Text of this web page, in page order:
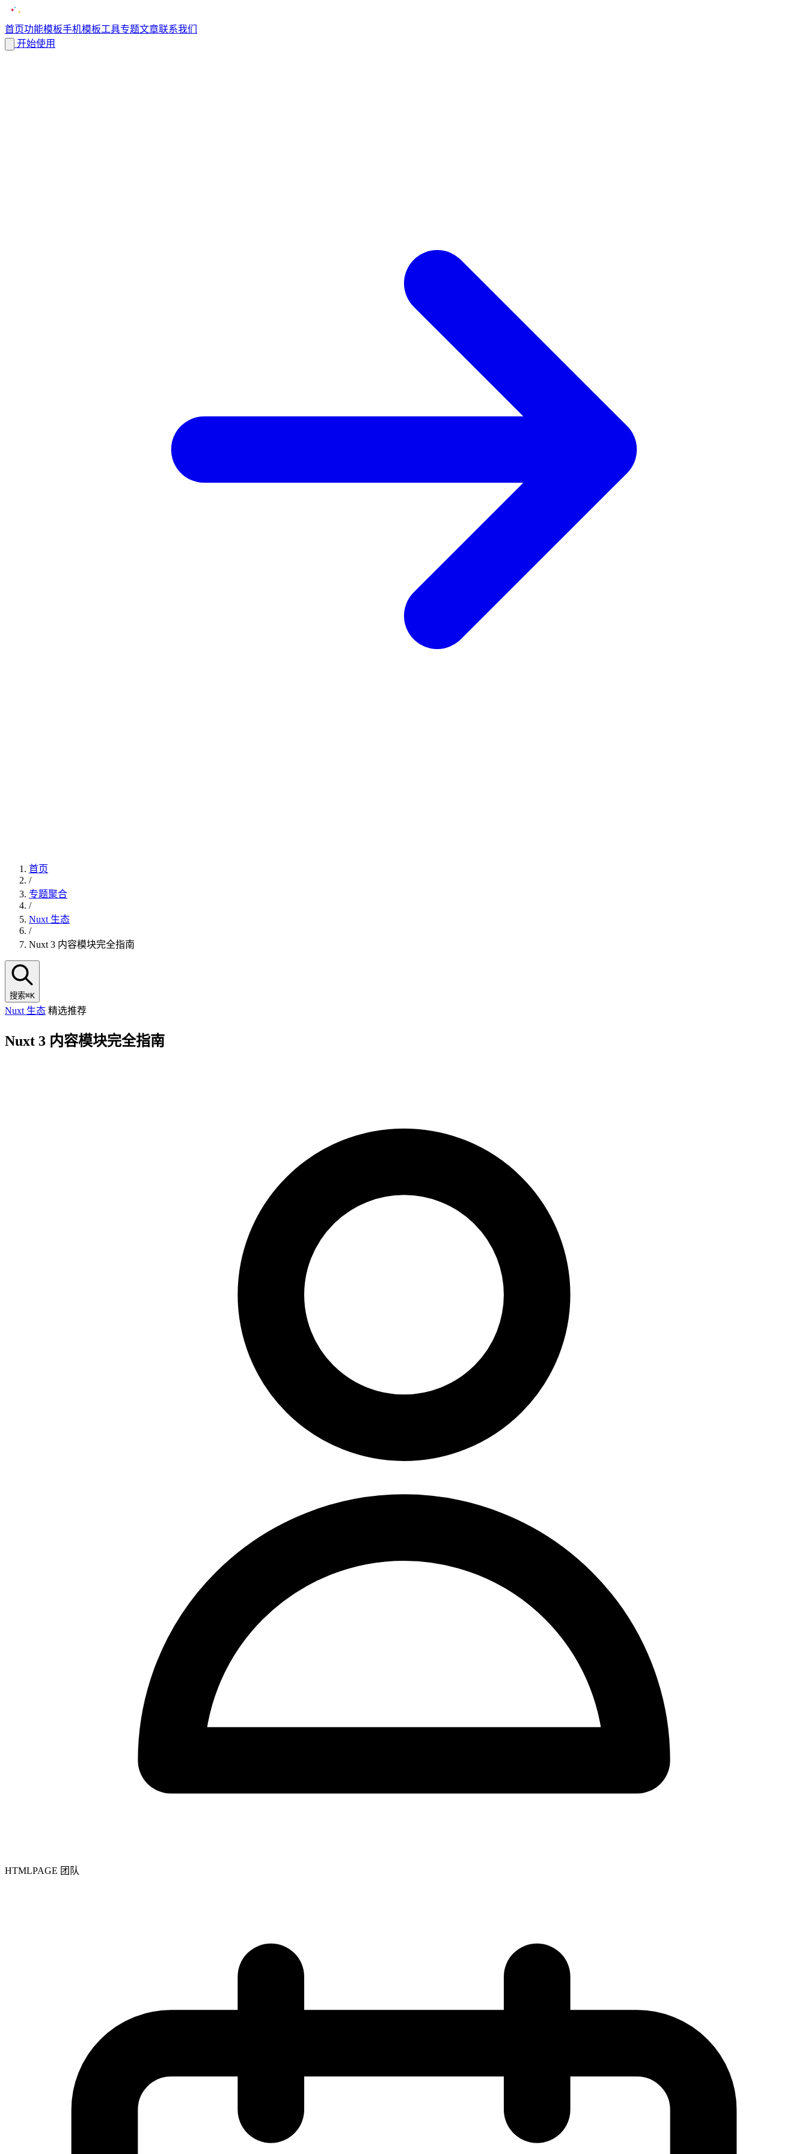
首页功能模板手机模板工具专题文章联系我们
开始使用
首页
/
专题聚合
/
Nuxt 生态
/
Nuxt 3 内容模块完全指南
搜索⌘K
Nuxt 生态 精选推荐
Nuxt 3 内容模块完全指南
HTMLPAGE 团队